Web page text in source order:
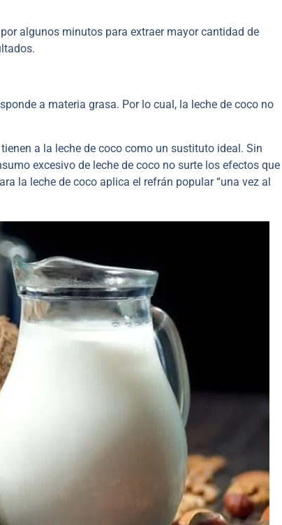
algunos minutos para extraer mayor cantidad de
a materia grasa. Por lo cual, la leche de coco no
a la leche de coco como un sustituto ideal. Sin
excesivo de leche de coco no surte los efectos que
la leche de coco aplica el refrán popular “una vez al